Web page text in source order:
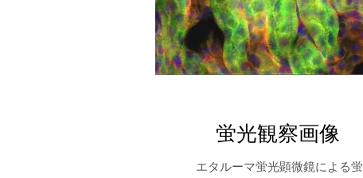
蛍光観察画像
エタルーマ蛍光顕微鏡による蛍